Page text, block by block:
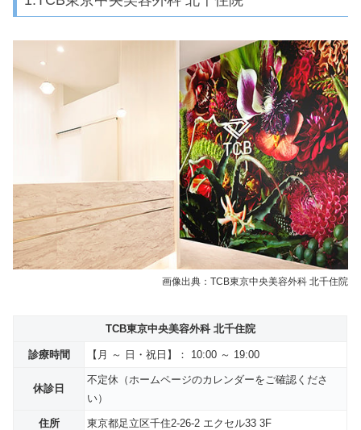
画像出典：TCB東京中央美容外科 北千住院
TCB東京中央美容外科 北千住院
診療時間 【月 ～ 日・祝日】： 10:00 ～ 19:00
休診日
不定休（ホームページのカレンダーをご確認くださ
い）
住所 東京都足立区千住2-26-2 エクセル33 3F